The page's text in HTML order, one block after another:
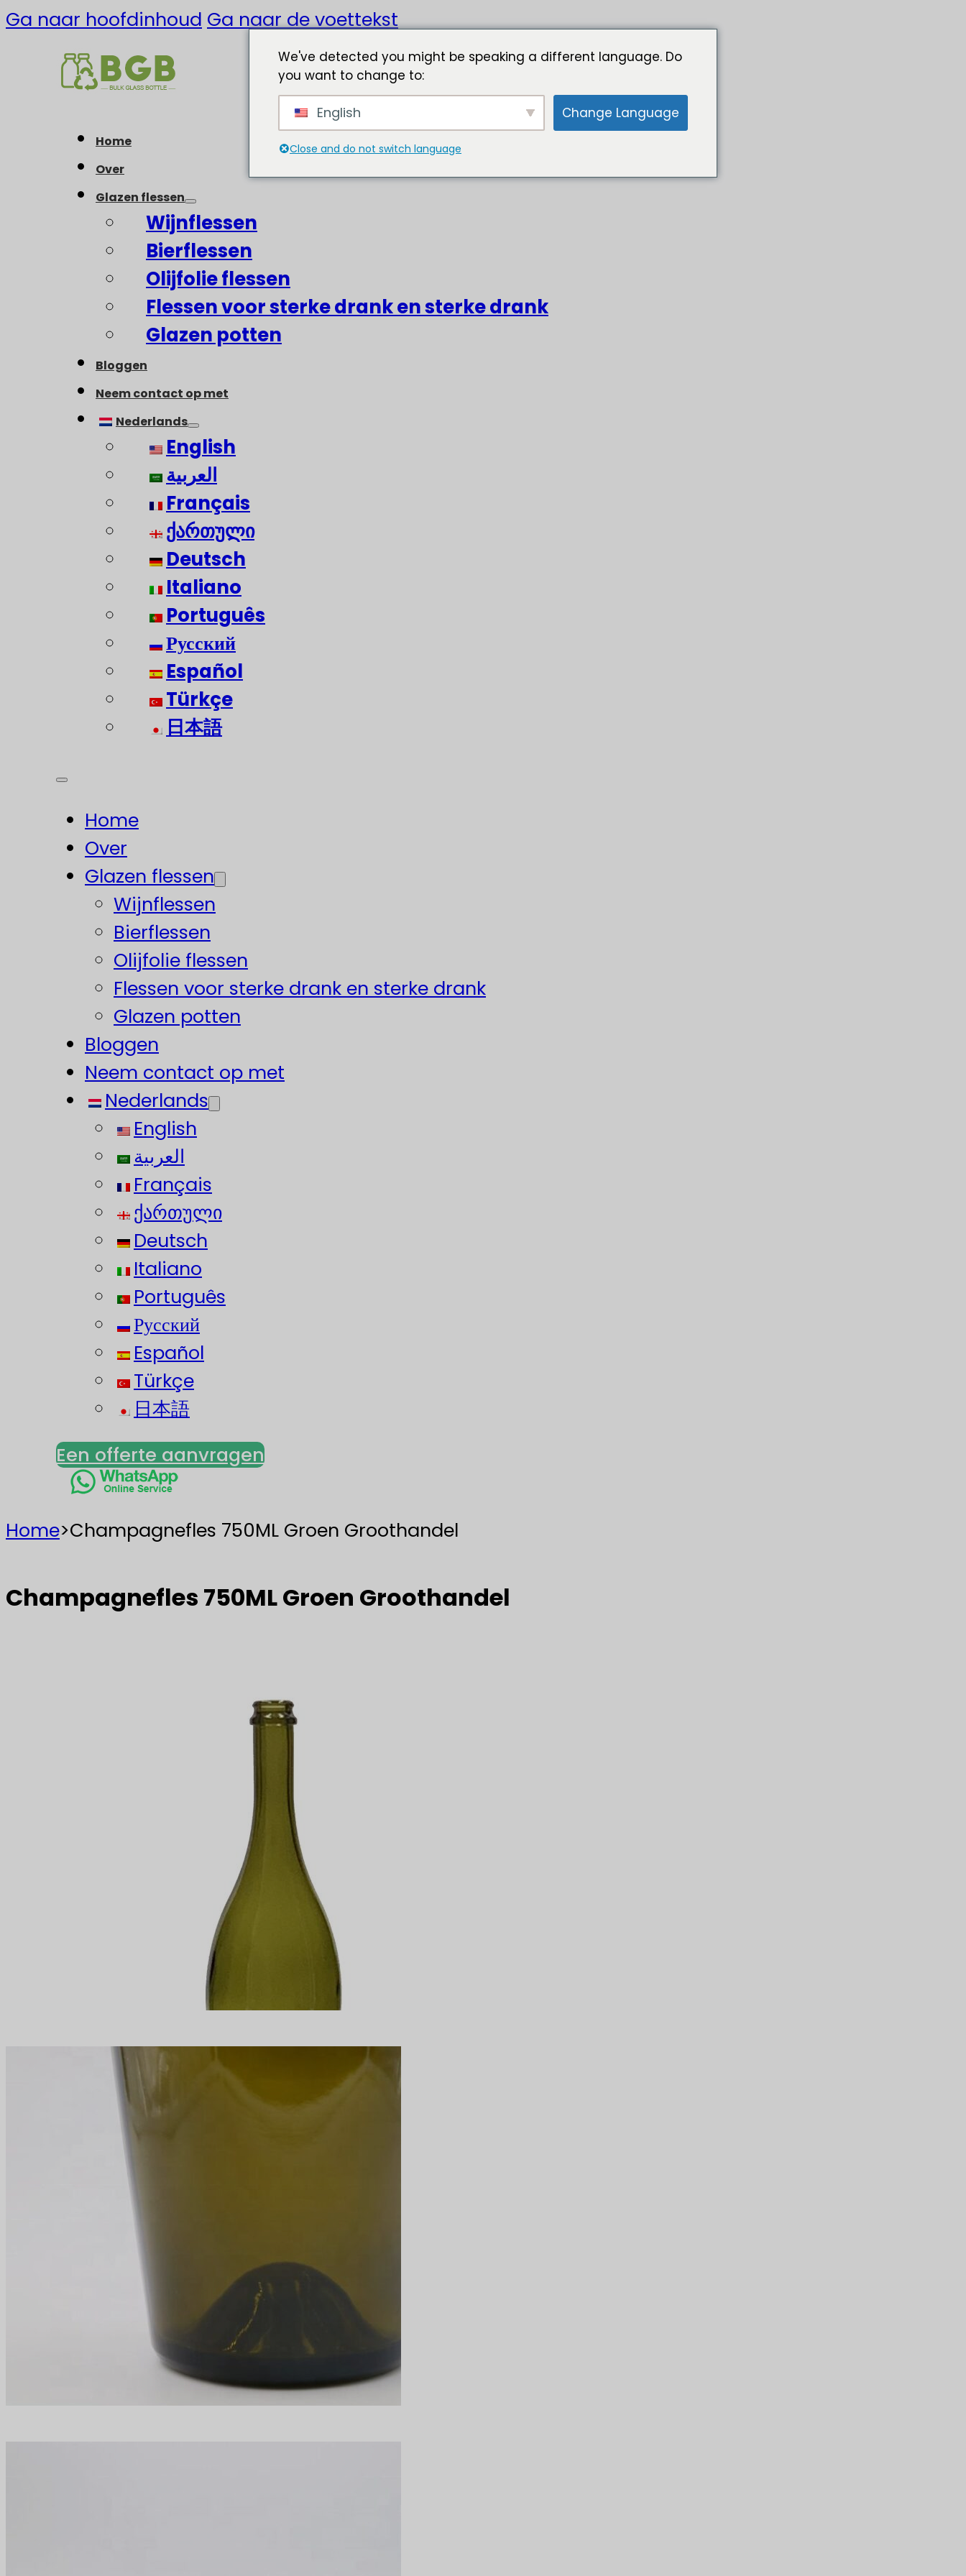
Ga naar hoofdinhoud Ga naar de voettekst
Home
Over
Glazen flessen
Wijnflessen
Bierflessen
Olijfolie flessen
Flessen voor sterke drank en sterke drank
Glazen potten
Bloggen
Neem contact op met
Nederlands
English
العربية
Français
ქართული
Deutsch
Italiano
Português
Русский
Español
Türkçe
日本語
Home
Over
Glazen flessen
Wijnflessen
Bierflessen
Olijfolie flessen
Flessen voor sterke drank en sterke drank
Glazen potten
Bloggen
Neem contact op met
Nederlands
English
العربية
Français
ქართული
Deutsch
Italiano
Português
Русский
Español
Türkçe
日本語
Een offerte aanvragen
Home>Champagnefles 750ML Groen Groothandel
Champagnefles 750ML Groen Groothandel
We've detected you might be speaking a different language. Do
you want to change to:
English Change Language
Close and do not switch language